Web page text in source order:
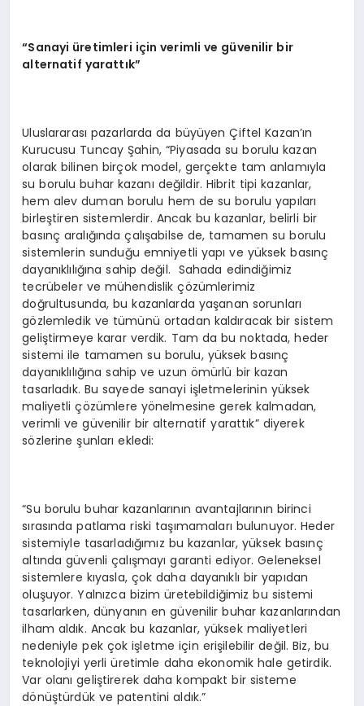
“Sanayi üretimleri için verimli ve güvenilir bir
alternatif yarattık”
Uluslararası pazarlarda da büyüyen Çiftel Kazan’ın
Kurucusu Tuncay Şahin, “Piyasada su borulu kazan
olarak bilinen birçok model, gerçekte tam anlamıyla
su borulu buhar kazanı değildir. Hibrit tipi kazanlar,
hem alev duman borulu hem de su borulu yapıları
birleştiren sistemlerdir. Ancak bu kazanlar, belirli bir
basınç aralığında çalışabilse de, tamamen su borulu
sistemlerin sunduğu emniyetli yapı ve yüksek basınç
dayanıklılığına sahip değil. Sahada edindiğimiz
tecrübeler ve mühendislik çözümlerimiz
doğrultusunda, bu kazanlarda yaşanan sorunları
gözlemledik ve tümünü ortadan kaldıracak bir sistem
geliştirmeye karar verdik. Tam da bu noktada, heder
sistemi ile tamamen su borulu, yüksek basınç
dayanıklılığına sahip ve uzun ömürlü bir kazan
tasarladık. Bu sayede sanayi işletmelerinin yüksek
maliyetli çözümlere yönelmesine gerek kalmadan,
verimli ve güvenilir bir alternatif yarattık” diyerek
sözlerine şunları ekledi:
“Su borulu buhar kazanlarının avantajlarının birinci
sırasında patlama riski taşımamaları bulunuyor. Heder
sistemiyle tasarladığımız bu kazanlar, yüksek basınç
altında güvenli çalışmayı garanti ediyor. Geleneksel
sistemlere kıyasla, çok daha dayanıklı bir yapıdan
oluşuyor. Yalnızca bizim üretebildiğimiz bu sistemi
tasarlarken, dünyanın en güvenilir buhar kazanlarından
ilham aldık. Ancak bu kazanlar, yüksek maliyetleri
nedeniyle pek çok işletme için erişilebilir değil. Biz, bu
teknolojiyi yerli üretimle daha ekonomik hale getirdik.
Var olanı geliştirerek daha kompakt bir sisteme
dönüştürdük ve patentini aldık.”